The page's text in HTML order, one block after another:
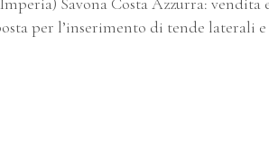
per l’inserimento di tende